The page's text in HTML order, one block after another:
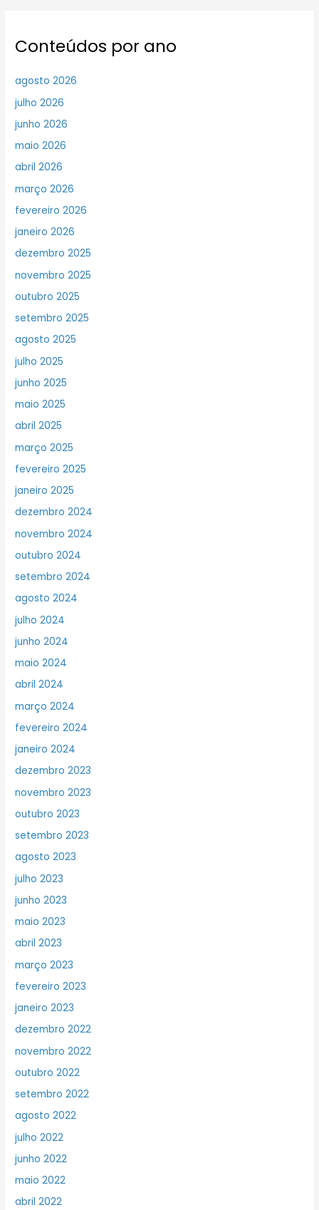
Conteúdos por ano
agosto 2026
julho 2026
junho 2026
maio 2026
abril 2026
março 2026
fevereiro 2026
janeiro 2026
dezembro 2025
novembro 2025
outubro 2025
setembro 2025
agosto 2025
julho 2025
junho 2025
maio 2025
abril 2025
março 2025
fevereiro 2025
janeiro 2025
dezembro 2024
novembro 2024
outubro 2024
setembro 2024
agosto 2024
julho 2024
junho 2024
maio 2024
abril 2024
março 2024
fevereiro 2024
janeiro 2024
dezembro 2023
novembro 2023
outubro 2023
setembro 2023
agosto 2023
julho 2023
junho 2023
maio 2023
abril 2023
março 2023
fevereiro 2023
janeiro 2023
dezembro 2022
novembro 2022
outubro 2022
setembro 2022
agosto 2022
julho 2022
junho 2022
maio 2022
abril 2022